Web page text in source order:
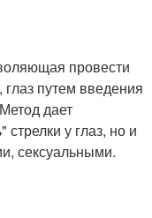
провести
путем введения
дает
у глаз, но и
сексуальными.